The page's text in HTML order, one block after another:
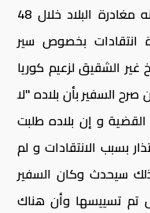
كوريا الشمالية كانغ شول طالباً منه مغادرة البلاد خلال 48
انتقادات بخصوص سير
الشقيق لزعيم كوريا
السفير بأن بلاده "لا
القضية و إن بلاده طلبت
بسبب الانتقادات و لم
سيحدث وكان السفير
تم تسييسها وأن هناك